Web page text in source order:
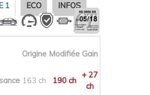
1 ECO INFOS
Origine Modifiée Gain
163 ch 190 ch
+ 27
ch